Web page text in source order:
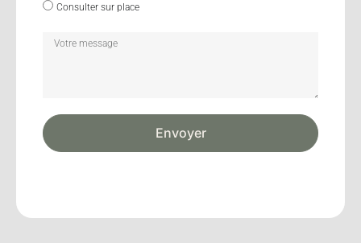
Consulter sur place
Envoyer